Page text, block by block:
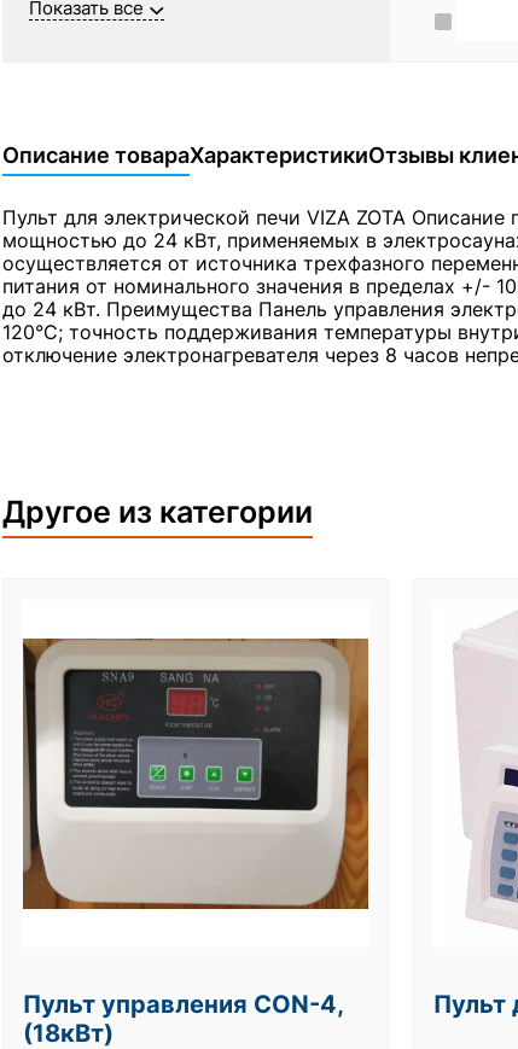
Показать все
Описание товараХарактеристикиОтзывы
Пульт для электрической печи VIZA ZOTA
мощностью до 24 кВт, применяемых в
осуществляется от источника трехфазного
питания от номинального значения в пределах +/-
до 24 кВт. Преимущества Панель управления
120°С; точность поддерживания температуры
отключение электронагревателя через 8 часов
Другое из категории
Пульт управления СОN-4,
(18кВт)